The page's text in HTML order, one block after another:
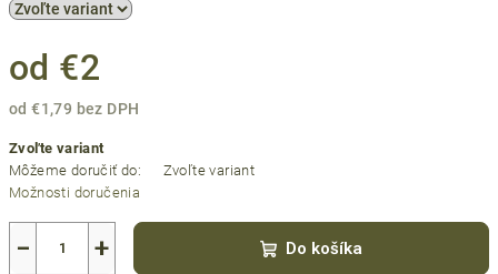
od €2
od€1,79 bez DPH
cena:
Zvoľte variant
Môžeme doručiť do:
Zvoľte variant
Možnosti doručenia
+
− Do košíka